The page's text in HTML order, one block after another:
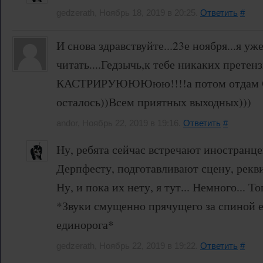
Ответить #
И снова здравствуйте...23е ноября...я
читать....Гедзычь,к тебе никаких
КАСТРИРУЮЮЮюю!!!!а потом отдам
осталось))Всем приятных выходных)))
Ответить #
Ну, ребята сейчас встречают
Дерпфесту, подготавливают сцену,
Ну, и пока их нету, я тут... Немного...
*Звуки смущенно прячущего за спиной
единорога*
Ответить #